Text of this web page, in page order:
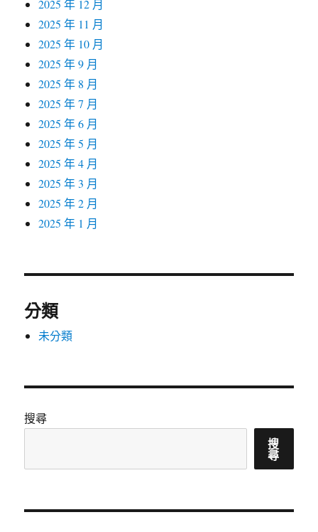
2025 年 12 月
2025 年 11 月
2025 年 10 月
2025 年 9 月
2025 年 8 月
2025 年 7 月
2025 年 6 月
2025 年 5 月
2025 年 4 月
2025 年 3 月
2025 年 2 月
2025 年 1 月
分類
未分類
搜尋
搜
尋